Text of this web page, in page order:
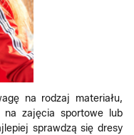
na rodzaj materiału,
na zajęcia sportowe lub
sprawdzą się dresy